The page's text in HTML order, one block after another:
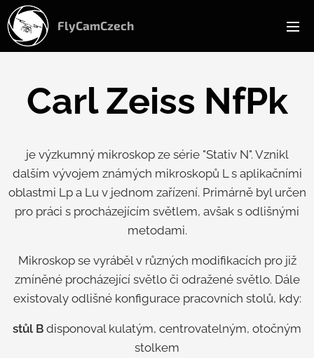
FlyCamCzech
Carl Zeiss NfPk
je výzkumný mikroskop ze série "Stativ N". Vznikl
dalším vývojem známých mikroskopů L s aplikačními
oblastmi Lp a Lu v jednom zařízení. Primárně byl určen
pro práci s procházejícím světlem, avšak s odlišnými
metodami.
Mikroskop se vyráběl v různých modifikacích pro již
zmíněné procházející světlo či odražené světlo. Dále
existovaly odlišné konfigurace pracovních stolů, kdy:
stůl B disponoval kulatým, centrovatelným, otočným
stolkem